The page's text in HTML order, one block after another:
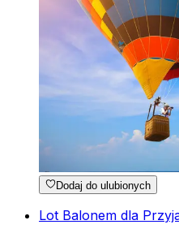
Dodaj do ulubionych
Lot Balonem dla